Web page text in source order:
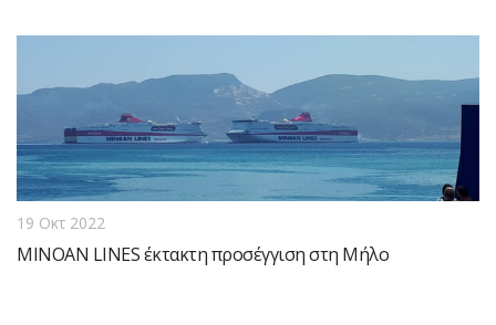
19 Οκτ 2022
MINOAN LINES έκτακτη προσέγγιση στη Μήλο